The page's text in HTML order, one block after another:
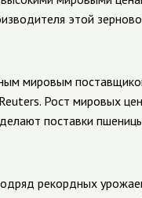
этой
мировым
Рост мировых
поставки
рекордных